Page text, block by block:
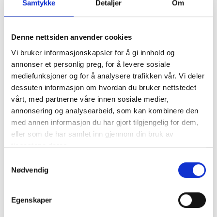
Samtykke Detaljer Om
Denne nettsiden anvender cookies
Vi bruker informasjonskapsler for å gi innhold og
annonser et personlig preg, for å levere sosiale
mediefunksjoner og for å analysere trafikken vår. Vi deler
dessuten informasjon om hvordan du bruker nettstedet
vårt, med partnerne våre innen sosiale medier,
annonsering og analysearbeid, som kan kombinere den
med annen informasjon du har gjort tilgjengelig for dem,
eller som de har samlet inn gjennom din bruk av
tjenestene deres.
Nødvendig
Egenskaper
Leiligheter med AC i hjertet av Chianti. Restaurant på